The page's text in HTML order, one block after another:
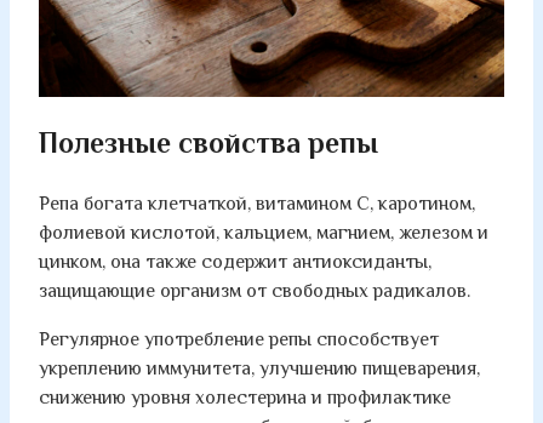
Полезные свойства репы
Репа богата клетчаткой, витамином C, каротином,
фолиевой кислотой, кальцием, магнием, железом и
цинком, она также содержит антиоксиданты,
защищающие организм от свободных радикалов.
Регулярное употребление репы способствует
укреплению иммунитета, улучшению пищеварения,
снижению уровня холестерина и профилактике